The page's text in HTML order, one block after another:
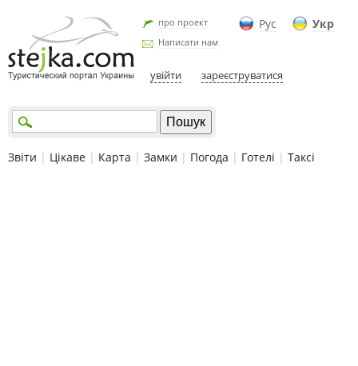
Рус Укр
про проект
Написати нам
увійти зареєструватися
Звіти | Цікаве | Карта | Замки | Погода | Готелі | Таксі